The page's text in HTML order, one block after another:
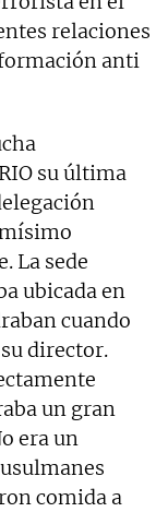
relaciones
anti
su última
La sede
ubicada en
cuando
director.
un gran
era un
comida a